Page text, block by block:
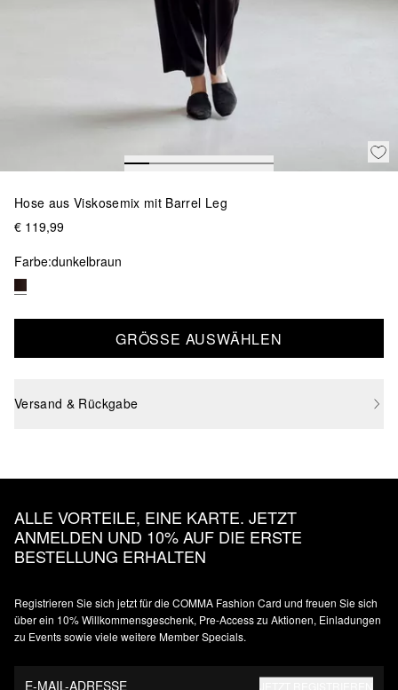
Hose aus Viskosemix mit Barrel Leg
€ 119,99
Farbe:dunkelbraun
GRÖSSE AUSWÄHLEN
Versand & Rückgabe
ALLE VORTEILE, EINE KARTE. JETZT
ANMELDEN UND 10% AUF DIE ERSTE
BESTELLUNG ERHALTEN
Registrieren Sie sich jetzt für die COMMA Fashion Card und freuen Sie sich
über ein 10% Willkommensgeschenk, Pre-Access zu Aktionen, Einladungen
zu Events sowie viele weitere Member Specials.
E-MAIL-ADRESSE